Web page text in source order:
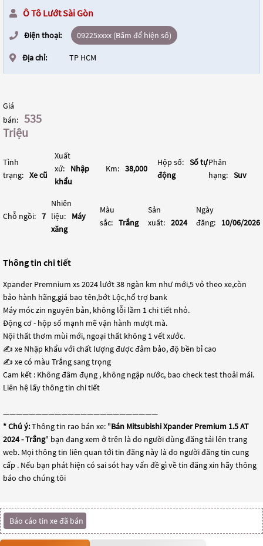
Ô Tô Lướt Sài Gòn
Điện thoại: 09225xxxx (Bấm để hiện số)
Địa chỉ: TP HCM
Giá
bán: 535
Triệu
Tình
trạng: Xe cũ
Xuất
xứ:
Nhập
khẩu
Km: 38,000
Hộp số: Số tự
động
Phân
hạng: Suv
Chỗ ngồi: 7
Nhiên
liệu:
Máy
xăng
Màu
sắc: Trắng
Sản
xuất: 2024
Ngày
đăng:
10/06/2026
Thông tin chi tiết
Xpander Premnium xs 2024 lướt 38 ngàn km như mới,5 vỏ theo xe,còn
bảo hành hãng,giá bao tên,bớt Lộc,hổ trợ bank
Máy móc zin nguyên bản, không lỗi lầm 1 chi tiết nhỏ.
Động cơ - hộp số mạnh mẽ vận hành mượt mà.
Nội thất thơm mùi mới, ngoại thất không 1 vết xước.
✍ xe Nhập khẩu với chất lượng được đảm bảo, độ bền bỉ cao
✍ xe có màu Trắng sang trọng
Cam kết : Không đâm đụng , không ngập nước, bao check test thoải mái.
Liên hệ lấy thông tin chi tiết
————————————————————————
* Chú ý:Thông tin rao bán xe: "Bán Mitsubishi Xpander Premium 1.5 AT
2024 - Trắng" bạn đang xem ở trên là do người dùng đăng tải lên trang
web. Mọi thông tin liên quan tới tin đăng này là do người đăng tin cung
cấp . Nếu bạn phát hiện có sai sót hay vấn đề gì về tin đăng xin hãy thông
báo cho chúng tôi
Báo cáo tin xe đã bán